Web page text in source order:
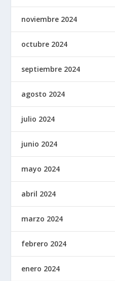
noviembre 2024
octubre 2024
septiembre 2024
agosto 2024
julio 2024
junio 2024
mayo 2024
abril 2024
marzo 2024
febrero 2024
enero 2024